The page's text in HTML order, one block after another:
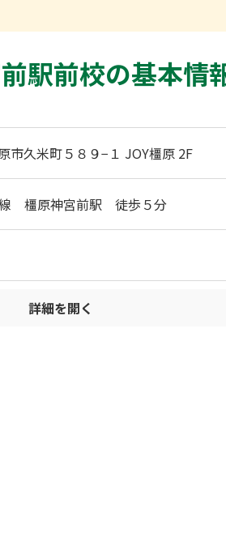
駅前校の基本情
久米町５８９−１ JOY橿原 2F
橿原神宮前駅 徒歩５分
詳細を開く